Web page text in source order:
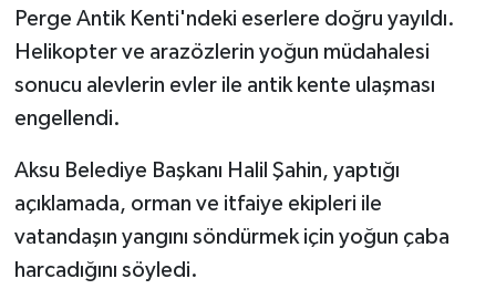
Perge Antik Kenti'ndeki eserlere doğru yayıldı.
Helikopter ve arazözlerin yoğun müdahalesi
sonucu alevlerin evler ile antik kente ulaşması
engellendi.
Aksu Belediye Başkanı Halil Şahin, yaptığı
açıklamada, orman ve itfaiye ekipleri ile
vatandaşın yangını söndürmek için yoğun çaba
harcadığını söyledi.